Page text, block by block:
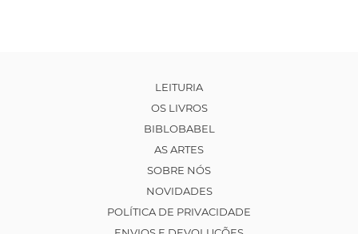
LEITURIA
OS LIVROS
BIBLOBABEL
AS ARTES
SOBRE NÓS
NOVIDADES
POLÍTICA DE PRIVACIDADE